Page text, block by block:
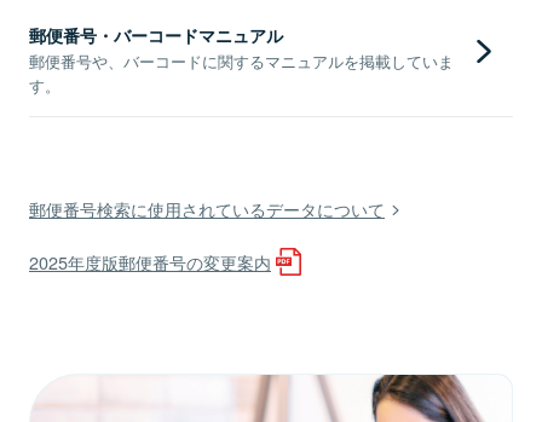
郵便番号・バーコードマニュアル
郵便番号や、バーコードに関するマニュアルを掲載していま
す。
郵便番号検索に使用されているデータについて
2025年度版郵便番号の変更案内